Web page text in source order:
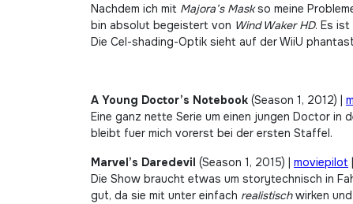
Nachdem ich mit Majora’s Maskso meine
bin absolut begeistert von Wind Waker HD. Es
Die Cel-shading-Optik sieht auf der WiiU
A Young Doctor’s Notebook (Season 1, 2012) |
Eine ganz nette Serie um einen jungen Doctor in
bleibt fuer mich vorerst bei der ersten Staffel.
Marvel’s Daredevil (Season 1, 2015) | moviepilot |
Die Show braucht etwas um storytechnisch in
gut, da sie mit unter einfach realistischwirken und